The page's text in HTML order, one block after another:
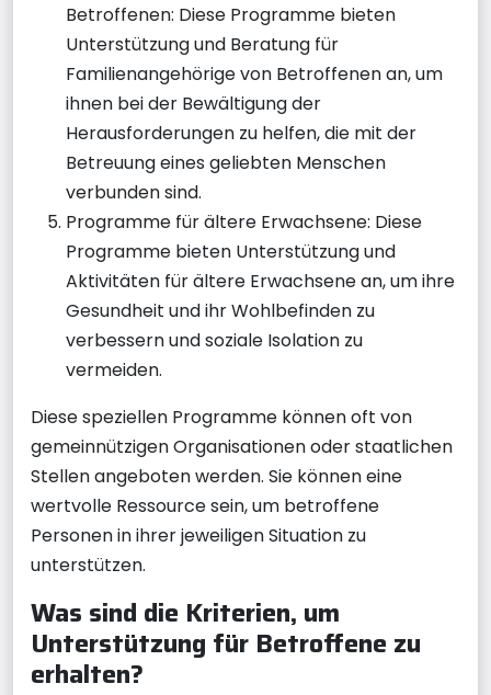
Betroffenen: Diese Programme bieten
Unterstützung und Beratung für
Familienangehörige von Betroffenen an, um
ihnen bei der Bewältigung der
Herausforderungen zu helfen, die mit der
Betreuung eines geliebten Menschen
verbunden sind.
Programme für ältere Erwachsene: Diese
Programme bieten Unterstützung und
Aktivitäten für ältere Erwachsene an, um ihre
Gesundheit und ihr Wohlbefinden zu
verbessern und soziale Isolation zu
vermeiden.
Diese speziellen Programme können oft von
gemeinnützigen Organisationen oder staatlichen
Stellen angeboten werden. Sie können eine
wertvolle Ressource sein, um betroffene
Personen in ihrer jeweiligen Situation zu
unterstützen.
Was sind die Kriterien, um
Unterstützung für Betroffene zu
erhalten?